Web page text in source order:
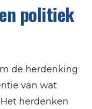
politiek
de herdenking
van wat
herdenken